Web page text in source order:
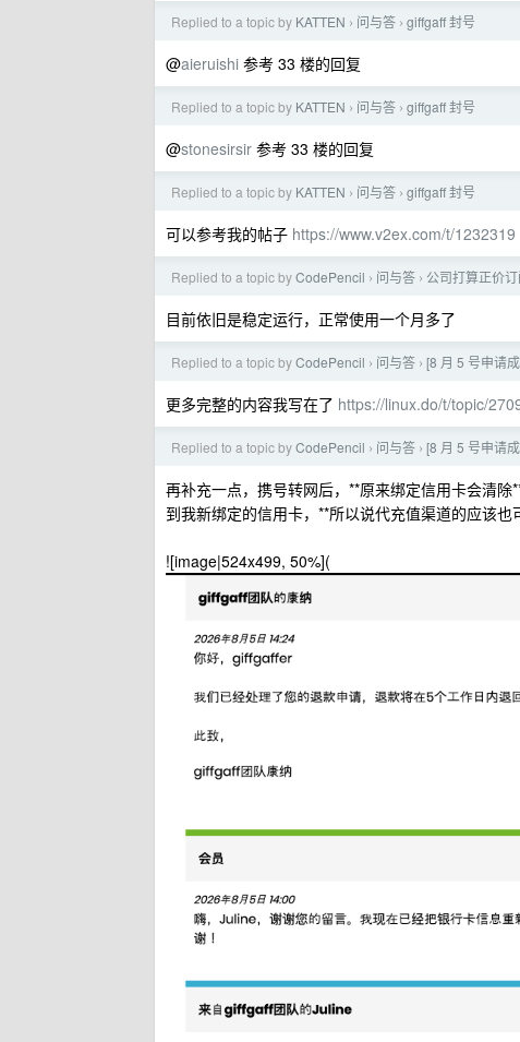
Replied to a topic by KATTEN › 问与答 › giffgaff 封号
@aieruishi 参考 33 楼的回复
Replied to a topic by KATTEN › 问与答 › giffgaff 封号
@stonesirsir 参考 33 楼的回复
Replied to a topic by KATTEN › 问与答 › giffgaff 封号
可以参考我的帖子 https://www.v2ex.com/t/1232319
Replied to a topic byCodePencil › 问与答 › 公司打算正价
目前依旧是稳定运行，正常使用一个月多了
Replied to a topic byCodePencil › 问与答 › [8 月 5 号申请
更多完整的内容我写在了 https://linux.do/t/topic/
Replied to a topic byCodePencil › 问与答 › [8 月 5 号申请
再补充一点，携号转网后，**原来绑定信用卡会清
到我新绑定的信用卡，**所以说代充值渠道的应该也
![image|524x499, 50%](